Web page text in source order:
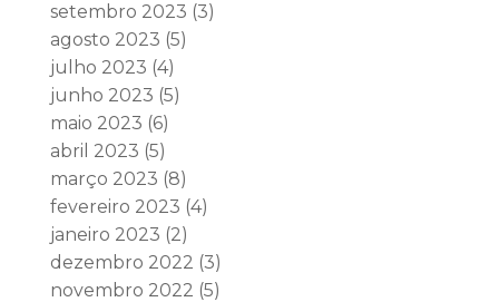
setembro 2023 (3)
agosto 2023 (5)
julho 2023 (4)
junho 2023 (5)
maio 2023 (6)
abril 2023 (5)
março 2023 (8)
fevereiro 2023 (4)
janeiro 2023 (2)
dezembro 2022 (3)
novembro 2022 (5)